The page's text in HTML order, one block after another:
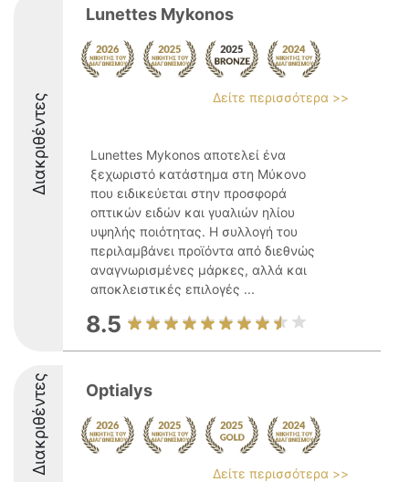
Διακριθέντες
Lunettes Mykonos
Δείτε περισσότερα >>
Lunettes Mykonos αποτελεί ένα
ξεχωριστό κατάστημα στη Μύκονο
που ειδικεύεται στην προσφορά
οπτικών ειδών και γυαλιών ηλίου
υψηλής ποιότητας. Η συλλογή του
περιλαμβάνει προϊόντα από διεθνώς
αναγνωρισμένες μάρκες, αλλά και
αποκλειστικές επιλογές ...
8.5
Διακριθέντες Optialys
Δείτε περισσότερα >>